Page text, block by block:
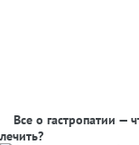
Все о гастропатии —
лечить?